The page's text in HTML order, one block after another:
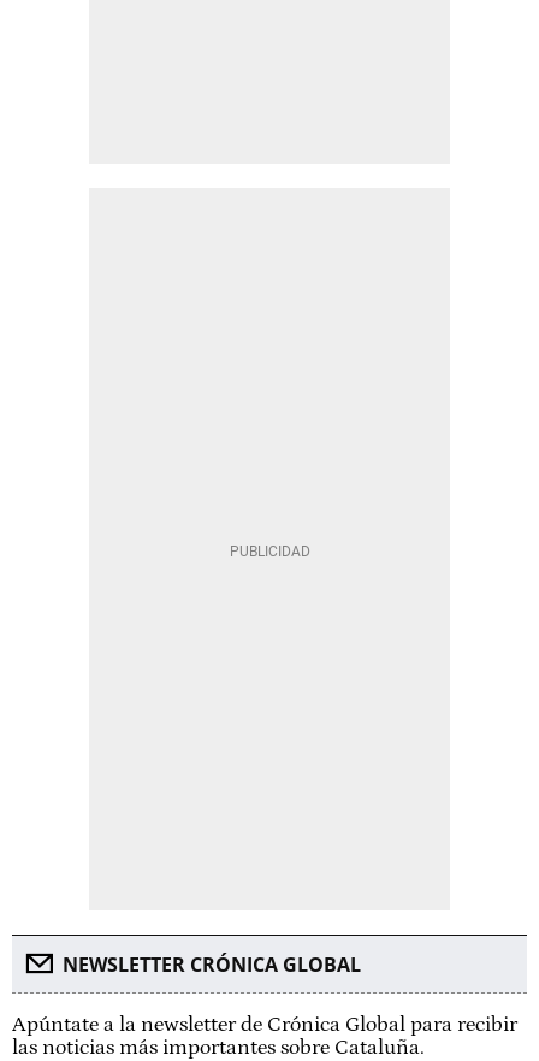
NEWSLETTER CRÓNICA GLOBAL
Apúntate a la newsletter de Crónica Global para recibir
las noticias más importantes sobre Cataluña.